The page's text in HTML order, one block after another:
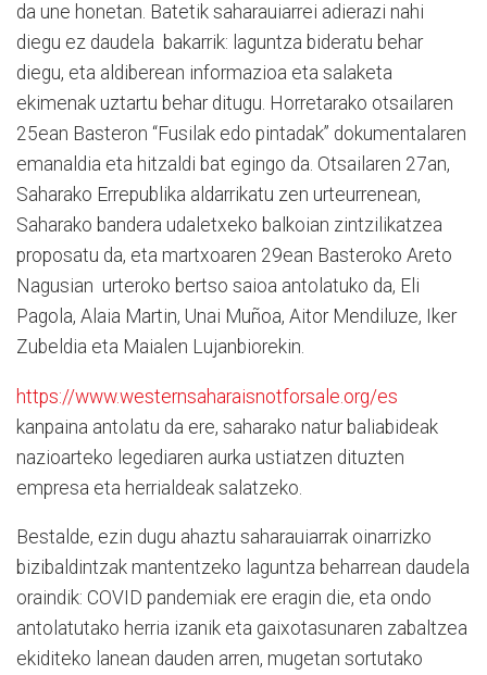
da une honetan. Batetik saharauiarrei adierazi nahi
diegu ez daudela bakarrik: laguntza bideratu behar
diegu, eta aldiberean informazioa eta salaketa
ekimenak uztartu behar ditugu. Horretarako otsailaren
25ean Basteron “Fusilak edo pintadak” dokumentalaren
emanaldia eta hitzaldi bat egingo da. Otsailaren 27an,
Saharako Errepublika aldarrikatu zen urteurrenean,
Saharako bandera udaletxeko balkoian zintzilikatzea
proposatu da, eta martxoaren 29ean Basteroko Areto
Nagusian urteroko bertso saioa antolatuko da, Eli
Pagola, Alaia Martin, Unai Muñoa, Aitor Mendiluze, Iker
Zubeldia eta Maialen Lujanbiorekin.
https://www.westernsaharaisnotforsale.org/es
kanpaina antolatu da ere, saharako natur baliabideak
nazioarteko legediaren aurka ustiatzen dituzten
empresa eta herrialdeak salatzeko.
Bestalde, ezin dugu ahaztu saharauiarrak oinarrizko
bizibaldintzak mantentzeko laguntza beharrean daudela
oraindik: COVID pandemiak ere eragin die, eta ondo
antolatutako herria izanik eta gaixotasunaren zabaltzea
ekiditeko lanean dauden arren, mugetan sortutako